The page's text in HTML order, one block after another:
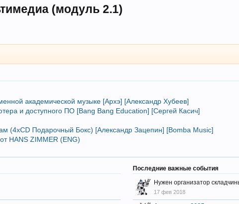
(модуль 2.1)
академической музыке [Архэ] [Александр Хубеев]
и доступного ПО [Bang Bang Education] [Сергей Касич]
(4xCD Подарочный Бокс) [Александр Зацепин] [Bomba Music]
HANS ZIMMER (ENG)
Последние важные события
Нужен организатор
17 фев 2018